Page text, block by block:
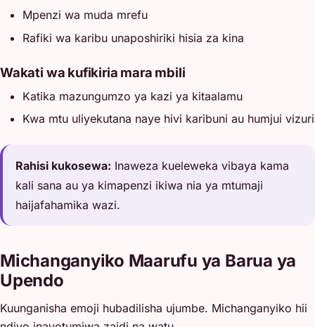
Mpenzi wa muda mrefu
Rafiki wa karibu unaposhiriki hisia za kina
Wakati wa kufikiria mara mbili
Katika mazungumzo ya kazi ya kitaalamu
Kwa mtu uliyekutana naye hivi karibuni au humjui vizuri
Rahisi kukosewa: Inaweza kueleweka vibaya kama
kali sana au ya kimapenzi ikiwa nia ya mtumaji
haijafahamika wazi.
Michanganyiko Maarufu ya Barua ya
Upendo
Kuunganisha emoji hubadilisha ujumbe. Michanganyiko hii